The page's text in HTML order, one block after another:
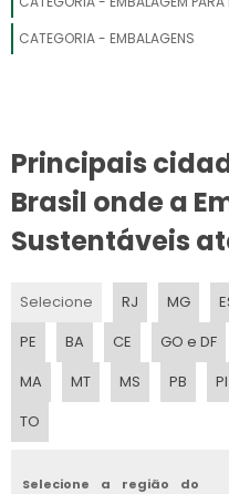
EMBALAGEM A VACUO PARA
EMBALAGEM EM
EMBALAGEM A VACUO PARA
EMBALAGEM POLIETILENO
PLASTICOS EMBALAGEM
EMBALAGEM POLIETILENO
CATEGORIA - EMBALAGENS
Principais
Brasil onde a
Sustentáveis
Selecione RJ MG
PE
BA CE GO e DF
MA
MT MS PB PI
TO
Selecione a região do